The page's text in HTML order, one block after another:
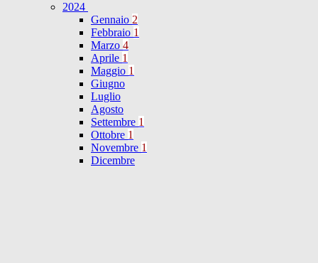
2024
Gennaio 2
Febbraio 1
Marzo 4
Aprile 1
Maggio 1
Giugno
Luglio
Agosto
Settembre 1
Ottobre 1
Novembre 1
Dicembre